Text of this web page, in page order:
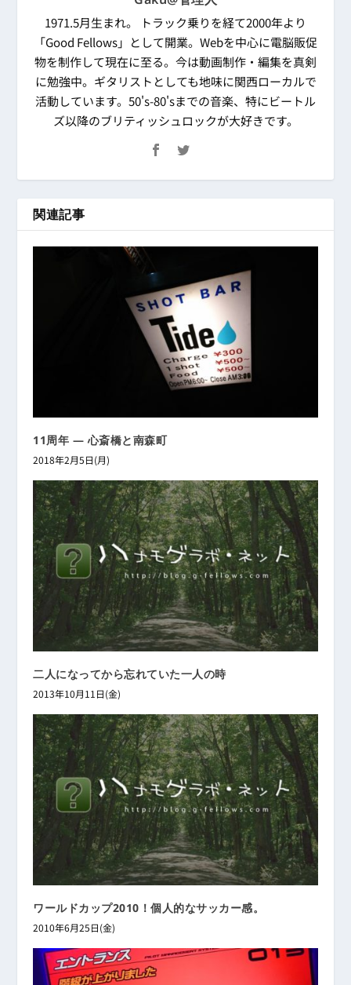
1971.5月生まれ。 トラック乗りを経て2000年より
「Good Fellows」として開業。Webを中心に電脳販促
物を制作して現在に至る。今は動画制作・編集を真剣
に勉強中。ギタリストとしても地味に関西ローカルで
活動しています。50's-80'sまでの音楽、特にビートル
ズ以降のブリティッシュロックが大好きです。
関連記事
11周年 ― 心斎橋と南森町
2018年2月5日(月)
二人になってから忘れていた一人の時
2013年10月11日(金)
ワールドカップ2010！個人的なサッカー感。
2010年6月25日(金)